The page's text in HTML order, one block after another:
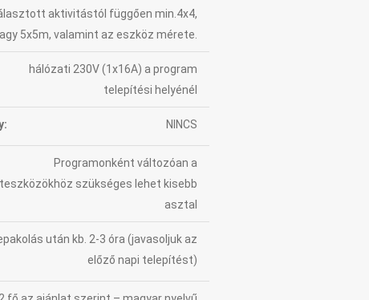
aktivitástól függően min.4x4,
5x5m, valamint az eszköz mérete.
hálózati 230V (1x16A) a program
telepítési helyénél
NINCS
Programonként változóan a
szükséges lehet kisebb
asztal
után kb. 2-3 óra (javasoljuk az
előző napi telepítést)